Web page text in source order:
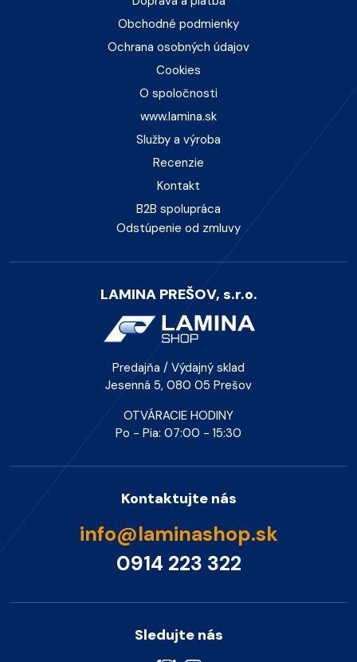
Obchodné podmienky
Ochrana osobných údajov
Cookies
O spoločnosti
www.lamina.sk
Služby a výroba
Recenzie
Kontakt
B2B spolupráca
Odstúpenie od zmluvy
LAMINA PREŠOV, s.r.o.
Predajňa / Výdajný sklad
Jesenná 5, 080 05 Prešov
OTVÁRACIE HODINY
Po - Pia: 07:00 - 15:30
Kontaktujte nás
info@laminashop.sk
0914 223 322
Sledujte nás